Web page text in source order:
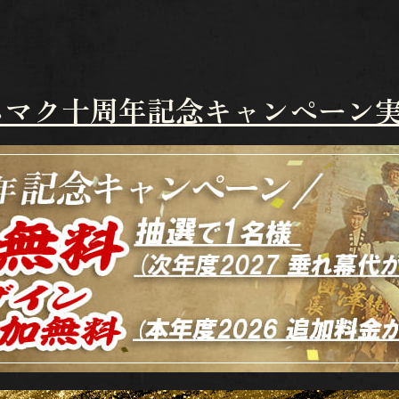
ク十周年記念キャンペーン